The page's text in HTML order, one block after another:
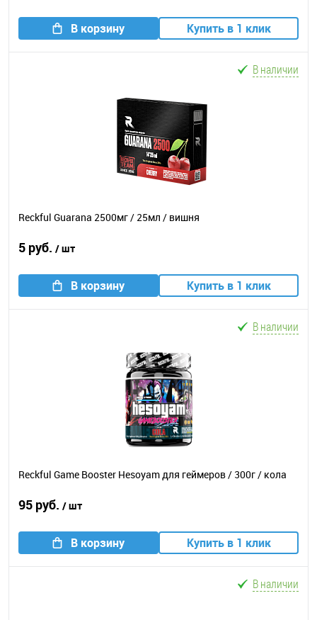
В корзину Купить в 1 клик
В наличии
Reckful Guarana 2500мг / 25мл / вишня
5 руб. / шт
В корзину Купить в 1 клик
В наличии
Reckful Game Booster Hesoyam для геймеров / 300г / кола
95 руб. / шт
В корзину Купить в 1 клик
В наличии